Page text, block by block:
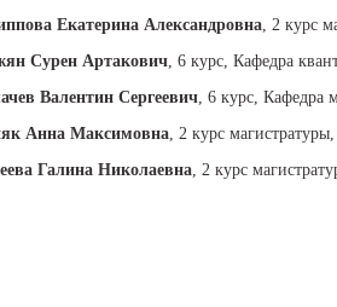
Екатерина Александровна, 2 курс
Сурен Артакович, 6 курс, Кафедра
Валентин Сергеевич, 6 курс, Кафедра
Анна Максимовна, 2 курс
Галина Николаевна, 2 курс